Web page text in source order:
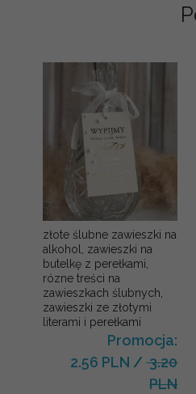
złote ślubne zawieszki na
alkohol, zawieszki na
butelkę z perełkami,
rózne treści na
zawieszkach ślubnych,
zawieszki ze złotymi
literami i perełkami
Promocja:
2.56 PLN /3.20
PLN